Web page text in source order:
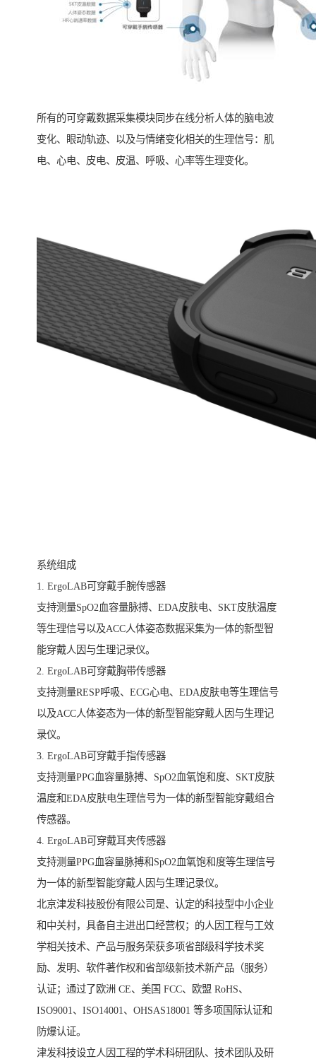
所有的可穿戴数据采集模块同步在线分析人体的脑电波
变化、眼动轨迹、以及与情绪变化相关的生理信号：肌
电、心电、皮电、皮温、呼吸、心率等生理变化。
系统组成
1. ErgoLAB可穿戴手腕传感器
支持测量SpO2血容量脉搏、EDA皮肤电、SKT皮肤温度
等生理信号以及ACC人体姿态数据采集为一体的新型智
能穿戴人因与生理记录仪。
2. ErgoLAB可穿戴胸带传感器
支持测量RESP呼吸、ECG心电、EDA皮肤电等生理信号
以及ACC人体姿态为一体的新型智能穿戴人因与生理记
录仪。
3. ErgoLAB可穿戴手指传感器
支持测量PPG血容量脉搏、SpO2血氧饱和度、SKT皮肤
温度和EDA皮肤电生理信号为一体的新型智能穿戴组合
传感器。
4. ErgoLAB可穿戴耳夹传感器
支持测量PPG血容量脉搏和SpO2血氧饱和度等生理信号
为一体的新型智能穿戴人因与生理记录仪。
北京津发科技股份有限公司是、认定的科技型中小企业
和中关村，具备自主进出口经营权；的人因工程与工效
学相关技术、产品与服务荣获多项省部级科学技术奖
励、发明、软件著作权和省部级新技术新产品（服务）
认证；通过了欧洲 CE、美国 FCC、欧盟 RoHS、
ISO9001、ISO14001、OHSAS18001 等多项国际认证和
防爆认证。
津发科技设立人因工程的学术科研团队、技术团队及研